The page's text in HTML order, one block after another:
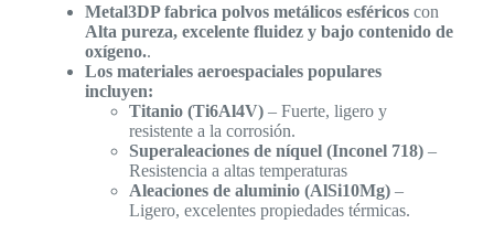
Metal3DP fabrica polvos metálicos esféricoscon
Alta pureza, excelente fluidez y bajo contenido de
oxígeno..
Los materiales aeroespaciales populares
incluyen:
Titanio (Ti6Al4V)– Fuerte, ligero y
resistente a la corrosión.
Superaleaciones de níquel (Inconel 718)–
Resistencia a altas temperaturas
Aleaciones de aluminio (AlSi10Mg)–
Ligero, excelentes propiedades térmicas.